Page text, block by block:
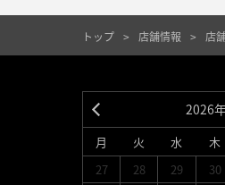
トップ 店舗情報 店
2026
月 火 水 木
27
28 29 30